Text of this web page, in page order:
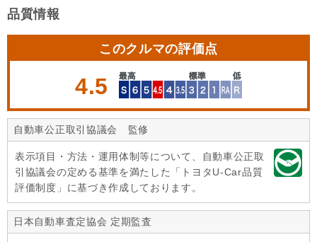
品質情報
このクルマの評価点
4.5
自動車公正取引協議会 監修
表示項目・方法・運用体制等について、自動車公正取
引協議会の定める基準を満たした「トヨタU-Car品質
評価制度」に基づき作成しております。
日本自動車査定協会 定期監査